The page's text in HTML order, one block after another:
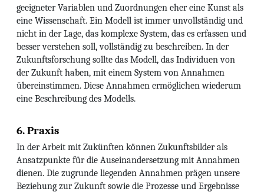
geeigneter Variablen und Zuordnungen eher eine Kunst als
eine Wissenschaft. Ein Modell ist immer unvollständig und
nicht in der Lage, das komplexe System, das es erfassen und
besser verstehen soll, vollständig zu beschreiben. In der
Zukunftsforschung sollte das Modell, das Individuen von
der Zukunft haben, mit einem System von Annahmen
übereinstimmen. Diese Annahmen ermöglichen wiederum
eine Beschreibung des Modells.
6. Praxis
In der Arbeit mit Zukünften können Zukunftsbilder als
Ansatzpunkte für die Auseinandersetzung mit Annahmen
dienen. Die zugrunde liegenden Annahmen prägen unsere
Beziehung zur Zukunft sowie die Prozesse und Ergebnisse